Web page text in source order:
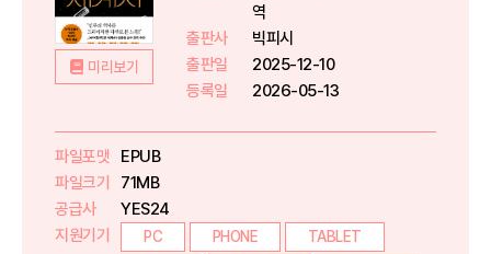
미리보기
역
출판사
빅피시
출판일
2025-12-10
등록일
2026-05-13
파일포맷
EPUB
파일크기
71MB
공급사
YES24
지원기기
PC PHONE
TABLET